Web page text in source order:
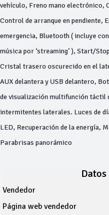
vehículo, Freno mano electrónico,
Control de arranque en pendiente,
emergencia, Bluetooth ( incluye
música por ‘streaming’ ), Start/
Cristal trasero oscurecido en el
AUX delantera y USB delantero,
de visualización multifunción táctil
intermitentes laterales. Luces de
LED, Recuperación de la energía,
Parabrisas panorámico
Vendedor
Página web vendedor